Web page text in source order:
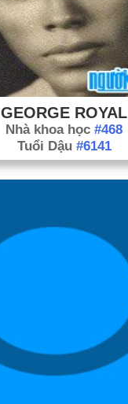
GEORGE ROYAL
Nhà khoa học #468
Tuổi Dậu #6141